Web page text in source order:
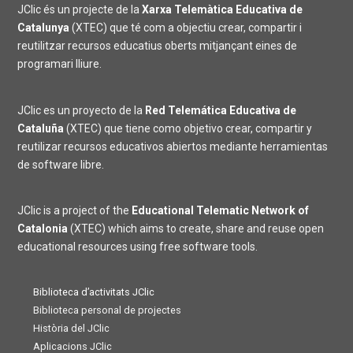
JClic és un projecte de la Xarxa Telemàtica Educativa de
Catalunya (XTEC) que té com a objectiu crear, compartir i
reutilitzar recursos educatius oberts mitjançant eines de
programari lliure.
JClic es un proyecto de la Red Telemática Educativa de
Cataluña (XTEC) que tiene como objetivo crear, compartir y
reutilizar recursos educativos abiertos mediante herramientas
de software libre.
JClic is a project of the Educational Telematic Network of
Catalonia (XTEC) which aims to create, share and reuse open
educational resources using free software tools.
Biblioteca d’activitats JClic
Biblioteca personal de projectes
Història del JClic
Aplicacions JClic